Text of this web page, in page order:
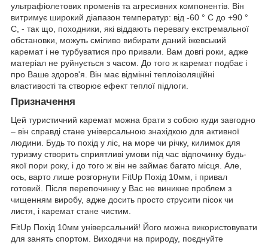
ультрафіолетових променів та агресивних компонентів. Він
витримує широкий діапазон температур: від -60 ° С до +90 °
С, - так що, походники, які віддають перевагу екстремальної
обстановки, можуть сміливо вибирати даний іжевський
каремат і не турбуватися про привали. Вам довгі роки, адже
матеріал не руйнується з часом. До того ж каремат подбає і
про Ваше здоров'я. Він має відмінні теплоізоляційні
властивості та створює ефект теплої підлоги.
Призначення
Цей туристичний каремат можна брати з собою куди завгодно
– він справді стане універсальною знахідкою для активної
людини. Будь то похід у ліс, на море чи річку, килимок для
туризму створить сприятливі умови під час відпочинку будь-
якої пори року, і до того ж він не займає багато місця. Але,
ось, варто лише розгорнути FitUp Похід 10мм, і привал
готовий. Після перепочинку у Вас не виникне проблем з
чищенням виробу, адже досить просто струсити пісок чи
листя, і каремат стане чистим.
FitUp Похід 10мм універсальний! Його можна використовувати
для занять спортом. Виходячи на природу, поєднуйте